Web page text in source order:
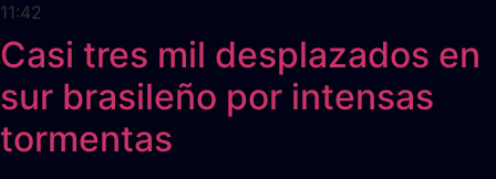
11:42
Casi tres mil desplazados en
sur brasileño por intensas
tormentas